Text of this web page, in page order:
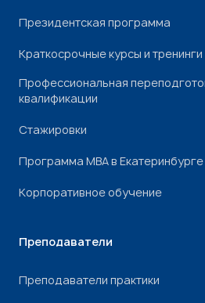
Президентская программа
Краткосрочные курсы и тренинги
Профессиональная
квалификации
Стажировки
Программа МВА в Екатеринбурге
Корпоративное обучение
Преподаватели
Преподаватели практики